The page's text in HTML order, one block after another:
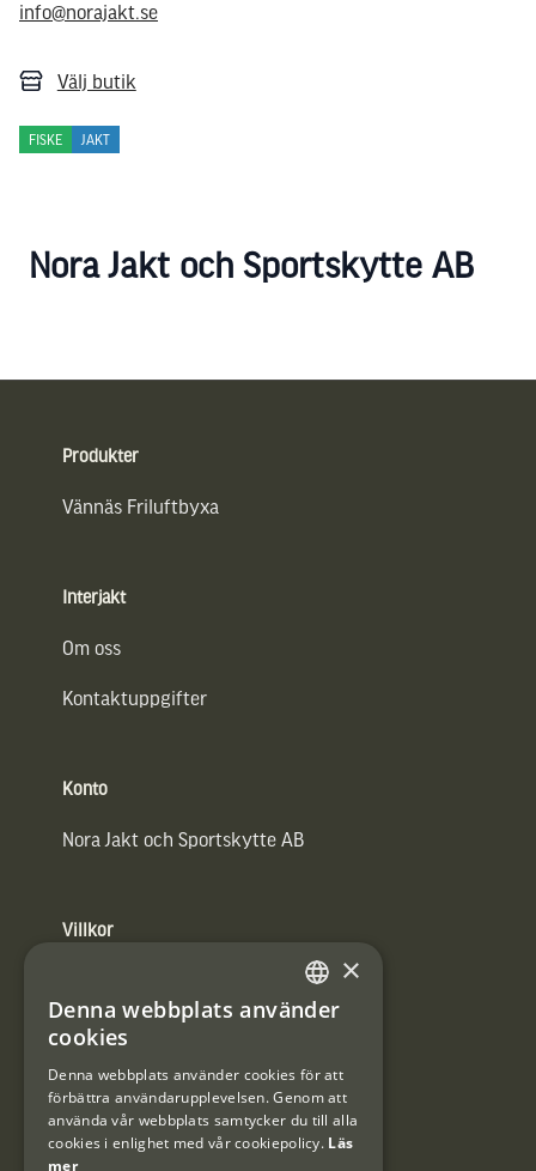
info@norajakt.se
Välj butik
FISKE JAKT
Nora Jakt och Sportskytte AB
Produkter
Vännäs Friluftbyxa
Interjakt
Om oss
Kontaktuppgifter
Konto
Nora Jakt och Sportskytte AB
Villkor
Användarvillkor
#Interjaktfamily
SWEDISH
×
Denna webbplats använder
cookies
Denna webbplats använder cookies för att
förbättra användarupplevelsen. Genom att
använda vår webbplats samtycker du till alla
cookies i enlighet med vår cookiepolicy. Läs
mer